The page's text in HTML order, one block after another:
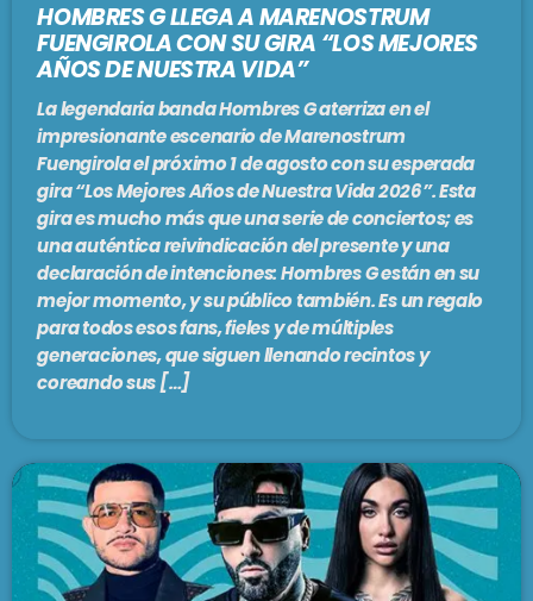
HOMBRES G LLEGA A MARENOSTRUM
FUENGIROLA CON SU GIRA “LOS MEJORES
AÑOS DE NUESTRA VIDA”
La legendaria banda Hombres G aterriza en el
impresionante escenario de Marenostrum
Fuengirola el próximo 1 de agosto con su esperada
gira “Los Mejores Años de Nuestra Vida 2026”. Esta
gira es mucho más que una serie de conciertos; es
una auténtica reivindicación del presente y una
declaración de intenciones: Hombres G están en su
mejor momento, y su público también. Es un regalo
para todos esos fans, fieles y de múltiples
generaciones, que siguen llenando recintos y
coreando sus […]